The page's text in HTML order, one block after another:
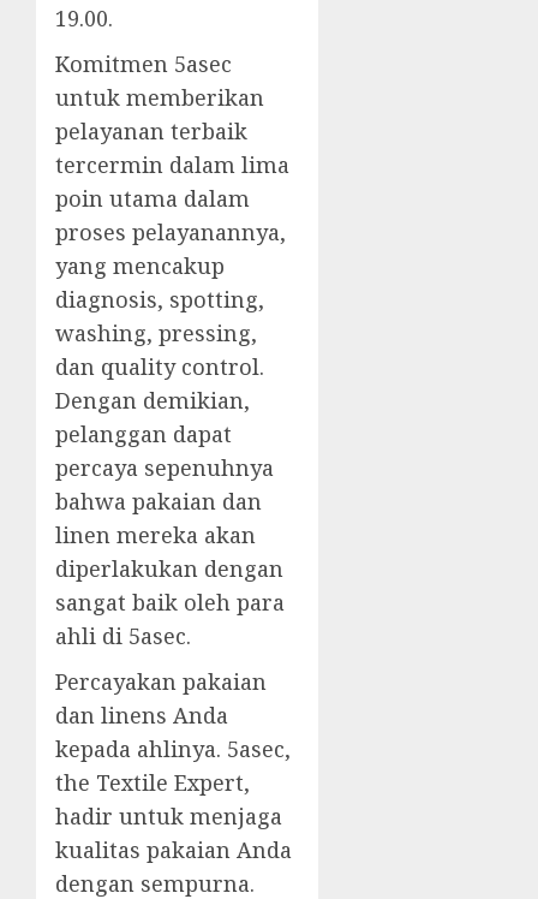
19.00.
Komitmen 5asec
untuk memberikan
pelayanan terbaik
tercermin dalam lima
poin utama dalam
proses pelayanannya,
yang mencakup
diagnosis, spotting,
washing, pressing,
dan quality control.
Dengan demikian,
pelanggan dapat
percaya sepenuhnya
bahwa pakaian dan
linen mereka akan
diperlakukan dengan
sangat baik oleh para
ahli di 5asec.
Percayakan pakaian
dan linens Anda
kepada ahlinya. 5asec,
the Textile Expert,
hadir untuk menjaga
kualitas pakaian Anda
dengan sempurna.